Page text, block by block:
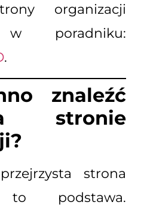
organizacji
w poradniku:
.
znaleźć
stronie
strona
to podstawa.